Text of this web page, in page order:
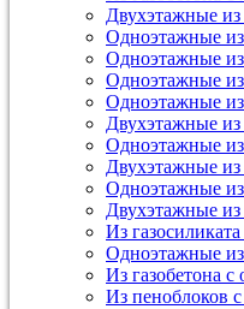
Двухэтажные
Одноэтажные
Одноэтажные
Одноэтажные
Одноэтажные из
Двухэтажные из
Одноэтажные
Двухэтажные из
Одноэтажные
Двухэтажные из
Из
Одноэтажные из
Из газобетона
Из пеноблоков